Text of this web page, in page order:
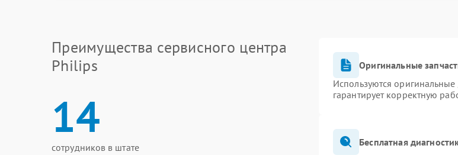
Преимущества сервисного центра
Philips
14
сотрудников в штате
Оригинальные
Используются
гарантирует корректную
Бесплатная